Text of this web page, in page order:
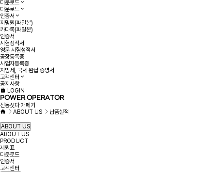
다운로드
다운로드
인증서
지명원(파일본)
카다록(파일본)
인증서
시험성적서
영문 시험성적서
공장등록증
사업자등록증
지방세, 국세 완납 증명서
고객센터
공지사항
LOGIN
POWER OPERATOR
전동샷다 개페기
ABOUT US
납품실적
ABOUT US
ABOUT US
PRODUCT
제원표
다운로드
인증서
고객센터